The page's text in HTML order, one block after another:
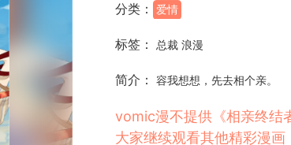
分类： 爱情
标签： 总裁 浪漫
简介： 容我想想，先去相个亲。
vomic漫不提供《相亲终结
大家继续观看其他精彩漫画